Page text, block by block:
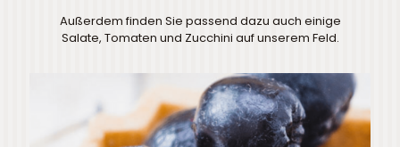
Außerdem finden Sie passend dazu auch einige
Salate, Tomaten und Zucchini auf unserem Feld.